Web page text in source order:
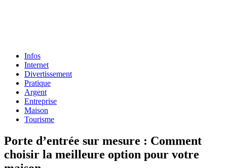
Formulaire
recherche
Infos
Internet
Divertissement
Pratique
Argent
Entreprise
Maison
Tourisme
Menu
Porte d’entrée sur mesure : Comment
choisir la meilleure option pour votre